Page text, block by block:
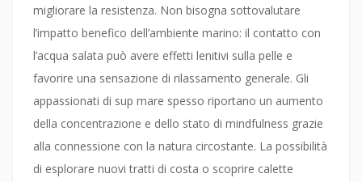
migliorare la resistenza. Non bisogna sottovalutare
l’impatto benefico dell’ambiente marino: il contatto con
l’acqua salata può avere effetti lenitivi sulla pelle e
favorire una sensazione di rilassamento generale. Gli
appassionati di sup mare spesso riportano un aumento
della concentrazione e dello stato di mindfulness grazie
alla connessione con la natura circostante. La possibilità
di esplorare nuovi tratti di costa o scoprire calette